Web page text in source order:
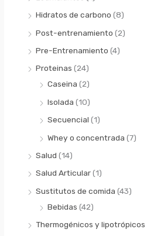
Hidratos de carbono (8)
Post-entrenamiento (2)
Pre-Entrenamiento (4)
Proteinas (24)
Caseina (2)
Isolada (10)
Secuencial (1)
Whey o concentrada (7)
Salud (14)
Salud Articular(1)
Sustitutos de comida (43)
Bebidas (42)
Thermogénicos y lipotrópicos